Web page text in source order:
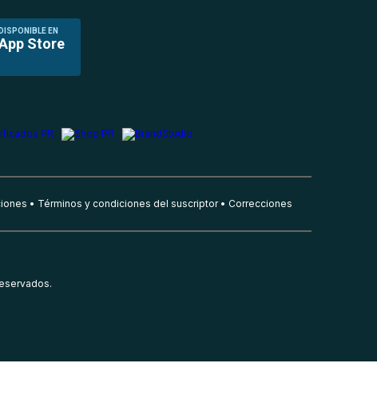
DISPONIBLE EN
Store
Términos y condiciones del suscriptor Correcciones